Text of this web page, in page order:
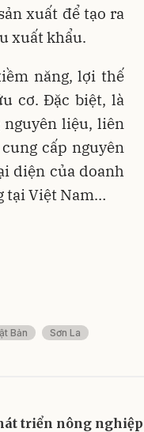
xuất để tạo ra
xuất khẩu.
năng, lợi thế
cơ. Đặc biệt, là
liệu, liên
cấp nguyên
diện của doanh
tại Việt Nam…
Bản Sơn La
triển nông nghiệp